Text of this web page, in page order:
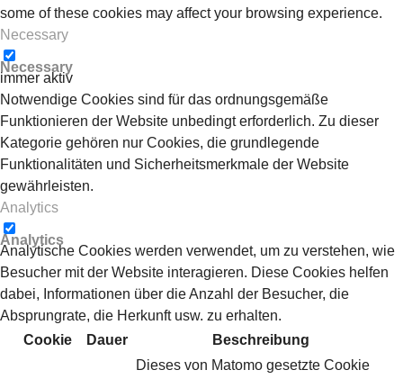
some of these cookies may affect your browsing experience.
Necessary
Necessary
immer aktiv
Notwendige Cookies sind für das ordnungsgemäße
Funktionieren der Website unbedingt erforderlich. Zu dieser
Kategorie gehören nur Cookies, die grundlegende
Funktionalitäten und Sicherheitsmerkmale der Website
gewährleisten.
Analytics
Analytics
Analytische Cookies werden verwendet, um zu verstehen, wie
Besucher mit der Website interagieren. Diese Cookies helfen
dabei, Informationen über die Anzahl der Besucher, die
Absprungrate, die Herkunft usw. zu erhalten.
Cookie
Dauer
Beschreibung
Dieses von Matomo gesetzte Cookie